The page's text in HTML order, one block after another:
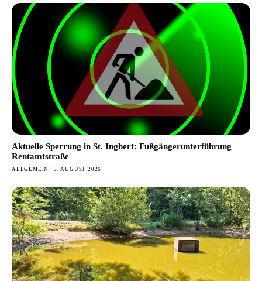
Aktuelle Sperrung in St. Ingbert: Fußgängerunterführung
Rentamtstraße
ALLGEMEIN 5. AUGUST 2026